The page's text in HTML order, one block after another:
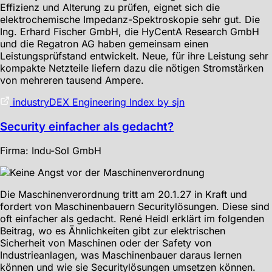
Effizienz und Alterung zu prüfen, eignet sich die
elektrochemische Impedanz-Spektroskopie sehr gut. Die
Ing. Erhard Fischer GmbH, die HyCentA Research GmbH
und die Regatron AG haben gemeinsam einen
Leistungsprüfstand entwickelt. Neue, für ihre Leistung sehr
kompakte Netzteile liefern dazu die nötigen Stromstärken
von mehreren tausend Ampere.
industryDEX Engineering Index by sjn
Security einfacher als gedacht?
Firma: Indu-Sol GmbH
Die Maschinenverordnung tritt am 20.1.27 in Kraft und
fordert von Maschinenbauern Securitylösungen. Diese sind
oft einfacher als gedacht. René Heidl erklärt im folgenden
Beitrag, wo es Ähnlichkeiten gibt zur elektrischen
Sicherheit von Maschinen oder der Safety von
Industrieanlagen, was Maschinenbauer daraus lernen
können und wie sie Securitylösungen umsetzen können.